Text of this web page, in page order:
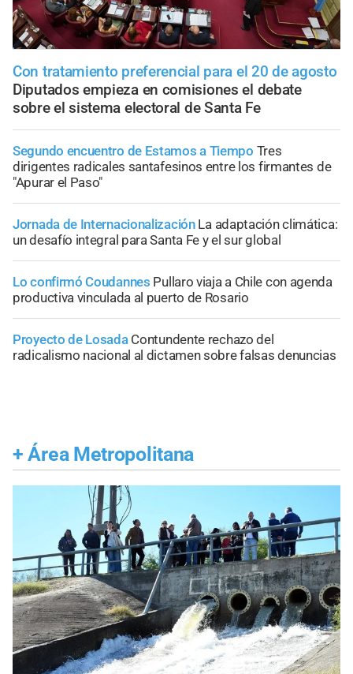
Con tratamiento preferencial para el 20 de agosto
Diputados empieza en comisiones el debate
sobre el sistema electoral de Santa Fe
Segundo encuentro de Estamos a Tiempo Tres
dirigentes radicales santafesinos entre los firmantes de
"Apurar el Paso"
Jornada de Internacionalización La adaptación climática:
un desafío integral para Santa Fe y el sur global
Lo confirmó Coudannes Pullaro viaja a Chile con agenda
productiva vinculada al puerto de Rosario
Proyecto de Losada Contundente rechazo del
radicalismo nacional al dictamen sobre falsas denuncias
+ Área Metropolitana